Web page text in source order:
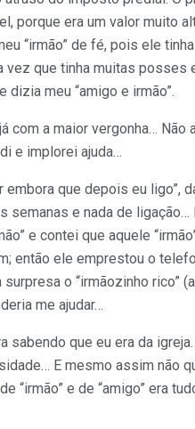
porque era um valor muito
“irmão” de fé, pois ele
vez que tinha muitas posses
dizia meu “amigo e irmão”.
com a maior vergonha… Não
e implorei ajuda…
embora que depois eu ligo”,
semanas e nada de ligação…
e contei que aquele
então ele emprestou o
surpresa o “irmãozinho rico”
me ajudar…
sabendo que eu era da
E mesmo assim não
“irmão” e de “amigo” era